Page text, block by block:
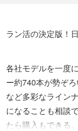
ラン活の決定版！
各社モデルを一度
ー約740本が勢ぞ
など多彩なライン
になることも相談
たら購入もできる